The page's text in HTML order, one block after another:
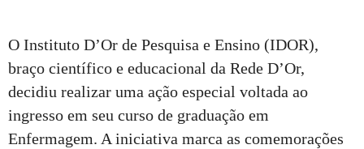
O Instituto D’Or de Pesquisa e Ensino (IDOR),
braço científico e educacional da Rede D’Or,
decidiu realizar uma ação especial voltada ao
ingresso em seu curso de graduação em
Enfermagem. A iniciativa marca as comemorações